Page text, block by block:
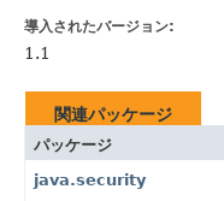
導入されたバージョン:
1.1
関連パッケージ
パッケージ
java.security